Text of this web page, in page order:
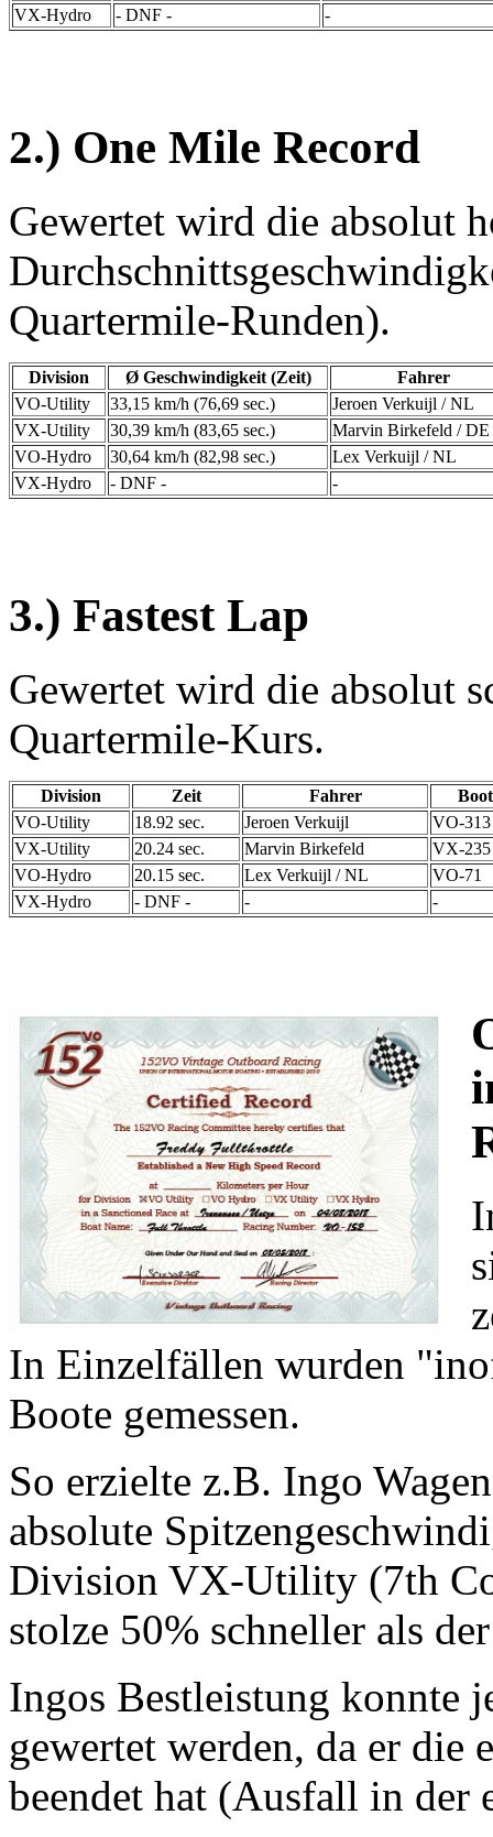
VX-Hydro - DNF - -
2.) One Mile Record
Gewertet wird die absolut
Quartermile-Runden).
Division Ø Geschwindigkeit (Zeit)
Fahrer
VO-Utility
33,15 km/h (76,69 sec.)
Jeroen Verkuijl / NL
VX-Utility
30,39 km/h (83,65 sec.)
Marvin Birkefeld / DE
VO-Hydro
30,64 km/h (82,98 sec.)
Lex Verkuijl / NL
VX-Hydro
- DNF - -
3.) Fastest Lap
Gewertet wird die absolut
Quartermile-Kurs.
Division Zeit Fahrer
Boot
VO-Utility
18.92 sec. Jeroen Verkuijl
VO-313
VX-Utility
20.24 sec. Marvin Birkefeld
VX-235
VO-Hydro
20.15 sec. Lex Verkuijl / NL
VO-71
VX-Hydro
- DNF - - -
In Einzelfällen wurden
Boote gemessen.
So erzielte z.B. Ingo
absolute
Division VX-Utility (7th
stolze 50% schneller als
Ingos Bestleistung konnte
gewertet werden, da er
beendet hat (Ausfall in der